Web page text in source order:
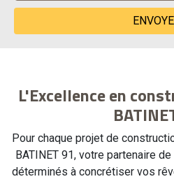
L'Excellence en
Pour chaque projet de
BATINET 91, votre partenaire
déterminés à concrétiser vos